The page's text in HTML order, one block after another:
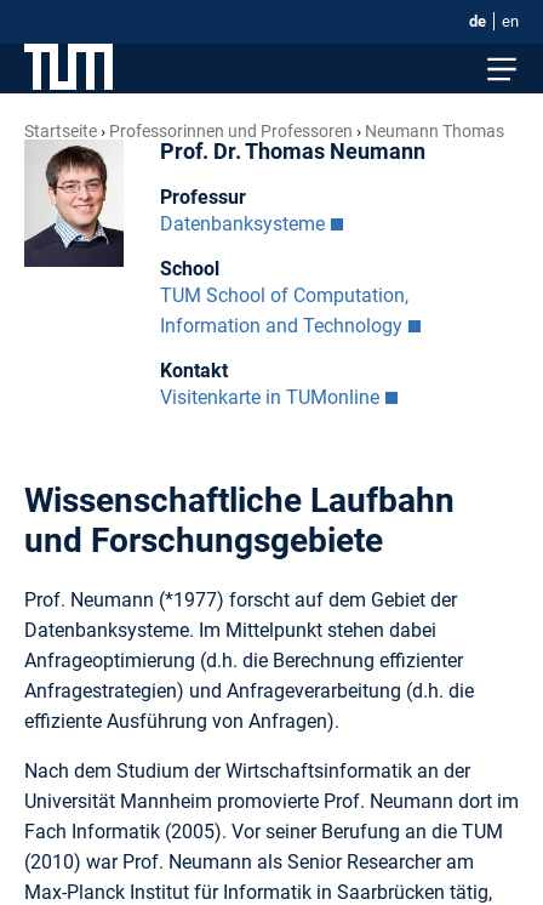
de en
Startseite Professorinnen und Professoren Neumann Thomas
Prof. Dr. Thomas Neumann
Professur
Datenbanksysteme
School
TUM School of Computation,
Information and Technology
Kontakt
Visitenkarte in TUMonline
Wissenschaftliche Laufbahn
und Forschungsgebiete
Prof. Neumann (*1977) forscht auf dem Gebiet der
Datenbanksysteme. Im Mittelpunkt stehen dabei
Anfrageoptimierung (d.h. die Berechnung effizienter
Anfragestrategien) und Anfrageverarbeitung (d.h. die
effiziente Ausführung von Anfragen).
Nach dem Studium der Wirtschaftsinformatik an der
Universität Mannheim promovierte Prof. Neumann dort im
Fach Informatik (2005). Vor seiner Berufung an die TUM
(2010) war Prof. Neumann als Senior Researcher am
Max-Planck Institut für Informatik in Saarbrücken tätig,